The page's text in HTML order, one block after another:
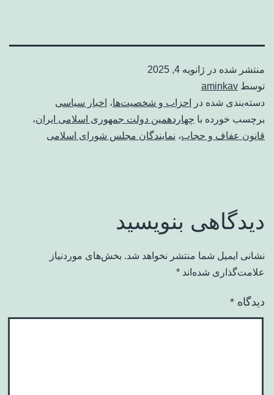
منتشر شده در ژانویه 4, 2025
توسط aminkav
دسته‌بندی شده در
احزاب و شخصیت‌ها، اخبار سیاسی
برچسب خورده با چهاردهمین دولت جمهوری اسلامی ایران،
قانون عفاف و حجاب، نمایندگان مجلس شورای اسلامی
دیدگاهی بنویسید
نشانی ایمیل شما منتشر نخواهد شد. بخش‌های موردنیاز
علامت‌گذاری شده‌اند *
دیدگاه *